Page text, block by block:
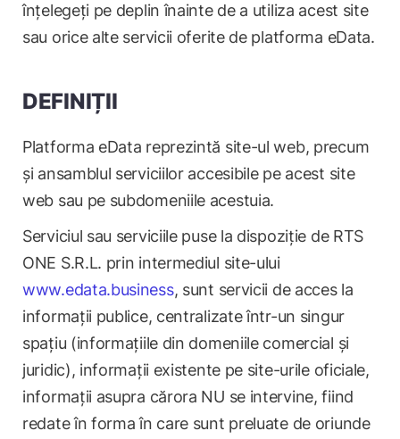
înțelegeți pe deplin înainte de a utiliza acest site
sau orice alte servicii oferite de platforma eData.
DEFINIȚII
Platforma eData reprezintă site-ul web, precum
și ansamblul serviciilor accesibile pe acest site
web sau pe subdomeniile acestuia.
Serviciul sau serviciile puse la dispoziție de RTS
ONE S.R.L. prin intermediul site-ului
www.edata.business, sunt servicii de acces la
informații publice, centralizate într-un singur
spațiu (informațiile din domeniile comercial și
juridic), informații existente pe site-urile oficiale,
informații asupra cărora NU se intervine, fiind
redate în forma în care sunt preluate de oriunde